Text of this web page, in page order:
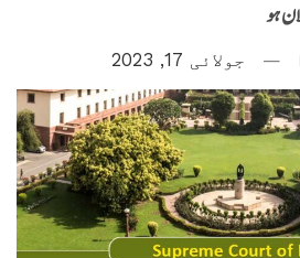
جولائی 17, 2023